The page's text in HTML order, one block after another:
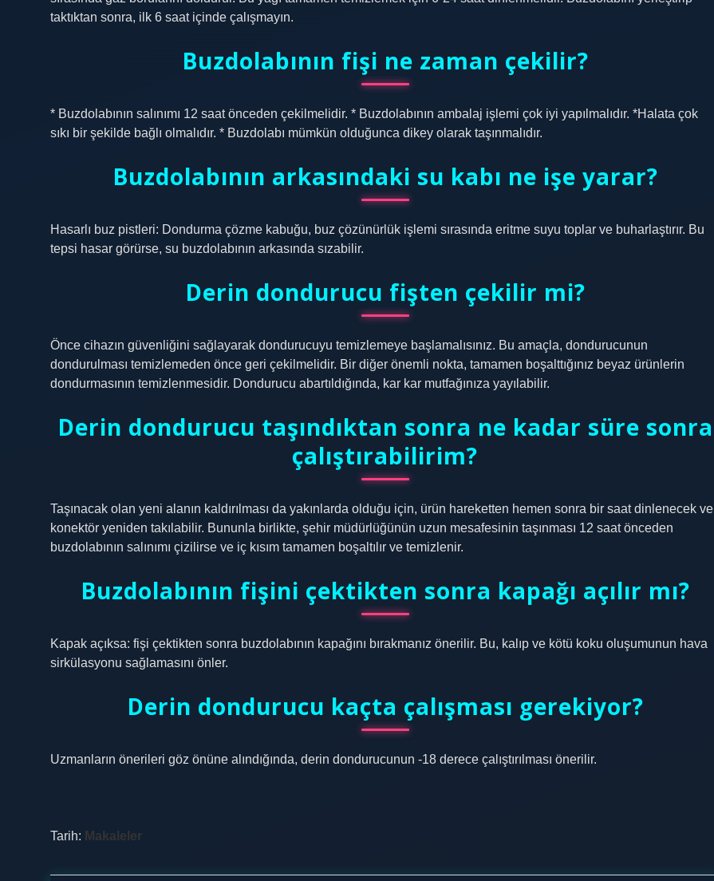
taktıktan sonra, ilk 6 saat içinde çalışmayın.
Buzdolabının fişi ne zaman çekilir?
* Buzdolabının salınımı 12 saat önceden çekilmelidir. * Buzdolabının ambalaj işlemi çok iyi yapılmalıdır. *Halata çok
sıkı bir şekilde bağlı olmalıdır. * Buzdolabı mümkün olduğunca dikey olarak taşınmalıdır.
Buzdolabının arkasındaki su kabı ne işe yarar?
Hasarlı buz pistleri: Dondurma çözme kabuğu, buz çözünürlük işlemi sırasında eritme suyu toplar ve buharlaştırır. Bu
tepsi hasar görürse, su buzdolabının arkasında sızabilir.
Derin dondurucu fişten çekilir mi?
Önce cihazın güvenliğini sağlayarak dondurucuyu temizlemeye başlamalısınız. Bu amaçla, dondurucunun
dondurulması temizlemeden önce geri çekilmelidir. Bir diğer önemli nokta, tamamen boşalttığınız beyaz ürünlerin
dondurmasının temizlenmesidir. Dondurucu abartıldığında, kar kar mutfağınıza yayılabilir.
Derin dondurucu taşındıktan sonra ne kadar süre sonra
çalıştırabilirim?
Taşınacak olan yeni alanın kaldırılması da yakınlarda olduğu için, ürün hareketten hemen sonra bir saat dinlenecek ve
konektör yeniden takılabilir. Bununla birlikte, şehir müdürlüğünün uzun mesafesinin taşınması 12 saat önceden
buzdolabının salınımı çizilirse ve iç kısım tamamen boşaltılır ve temizlenir.
Buzdolabının fişini çektikten sonra kapağı açılır mı?
Kapak açıksa: fişi çektikten sonra buzdolabının kapağını bırakmanız önerilir. Bu, kalıp ve kötü koku oluşumunun hava
sirkülasyonu sağlamasını önler.
Derin dondurucu kaçta çalışması gerekiyor?
Uzmanların önerileri göz önüne alındığında, derin dondurucunun -18 derece çalıştırılması önerilir.
Tarih: Makaleler